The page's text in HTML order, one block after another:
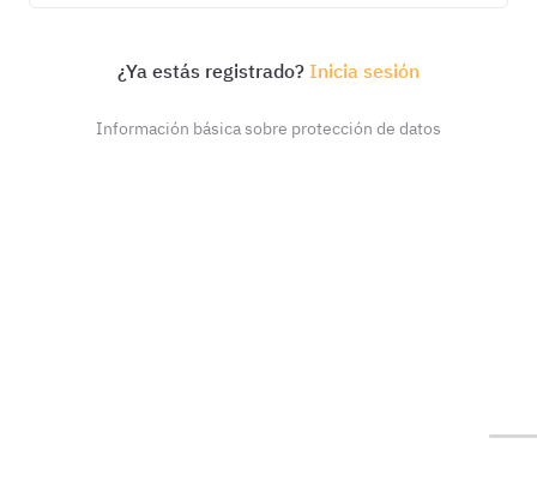
¿Ya estás registrado? Inicia sesión
Información básica sobre protección de datos